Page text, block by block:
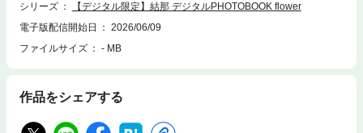
シリーズ
【デジタル限定】結那 デジタルPHOTOBOOK flower
電子版配信開始日
2026/06/09
ファイルサイズ
- MB
作品をシェアする